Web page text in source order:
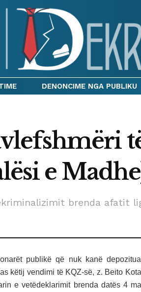
DENONCIME NGA PUBLIKU
e
brenda afatit
publikë që nuk kanë
këtij vendimi të KQZ-së, z. Beito
e vetëdeklarimit brenda datës 4